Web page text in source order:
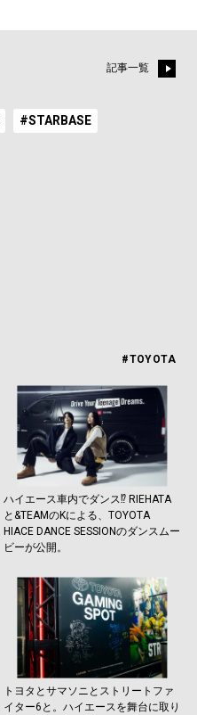
記事一覧
#STARBASE
#TOYOTA
ハイエース車内でダンス⁉︎ RIEHATA
と&TEAMのKによる、TOYOTA
HIACE DANCE SESSIONのダンスムー
ビーが公開。
トヨタとサマソニとストリートファ
イター6と。ハイエースを舞台に取り